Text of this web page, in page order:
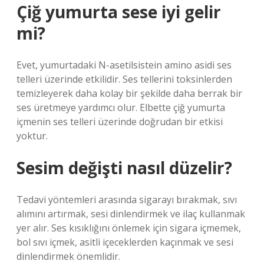
Çiğ yumurta sese iyi gelir
mi?
Evet, yumurtadaki N-asetilsistein amino asidi ses
telleri üzerinde etkilidir. Ses tellerini toksinlerden
temizleyerek daha kolay bir şekilde daha berrak bir
ses üretmeye yardımcı olur. Elbette çiğ yumurta
içmenin ses telleri üzerinde doğrudan bir etkisi
yoktur.
Sesim değişti nasıl düzelir?
Tedavi yöntemleri arasında sigarayı bırakmak, sıvı
alımını artırmak, sesi dinlendirmek ve ilaç kullanmak
yer alır. Ses kısıklığını önlemek için sigara içmemek,
bol sıvı içmek, asitli içeceklerden kaçınmak ve sesi
dinlendirmek önemlidir.